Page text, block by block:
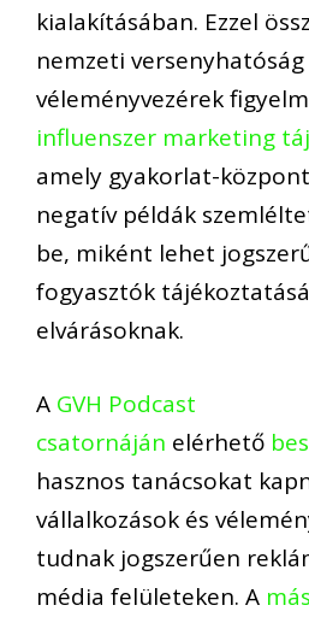
kialakításában. Ezzel
nemzeti versenyhatóság
véleményvezérek
influenszer marketing
amely gyakorlat-
negatív példák
be, miként lehet
fogyasztók
elvárásoknak.
A GVH Podcast
csatornáján elérhető
hasznos tanácsokat
vállalkozások és
tudnak jogszerűen
média felületeken. A